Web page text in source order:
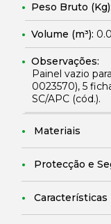
Peso Bruto (Kg):
Volume (m³):
Observações:
Painel vazio
0023570), 5
SC/APC (cód.).
Materiais
Protecção e
Características